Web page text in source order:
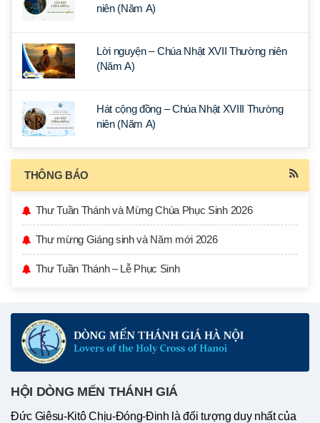
niên (Năm A)
Lời nguyện – Chúa Nhật XVII Thường niên
(Năm A)
Hát cộng đồng – Chúa Nhật XVIII Thường
niên (Năm A)
THÔNG BÁO
Thư Tuần Thánh và Mừng Chúa Phục Sinh 2026
Thư mừng Giáng sinh và Năm mới 2026
Thư Tuần Thánh – Lễ Phục Sinh
HỘI DÒNG MẾN THÁNH GIÁ
Đức Giêsu-Kitô Chịu-Đóng-Đinh là đối tượng duy nhất của